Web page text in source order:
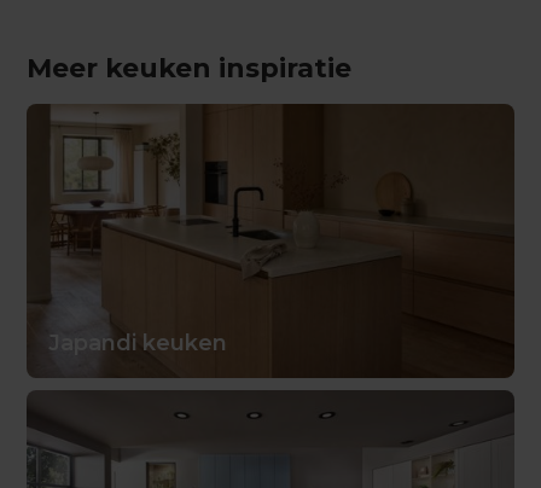
Meer keuken inspiratie
Japandi keuken